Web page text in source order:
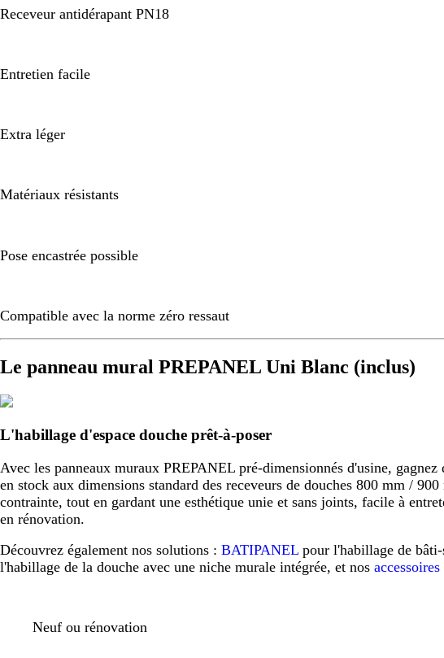
Receveur antidérapant PN18
Entretien facile
Extra léger
Matériaux résistants
Pose encastrée possible
Compatible avec la norme zéro ressaut
Le panneau mural PREPANEL Uni Blanc (inclus)
L'habillage d'espace douche prêt-à-poser
Avec les panneaux muraux PREPANEL pré-dimensionnés d'usine,
en stock aux dimensions standard des receveurs de douches 800 mm /
contrainte, tout en gardant une esthétique unie et sans joints, facile à
en rénovation.
Découvrez également nos solutions : BATIPANEL pour l'habillage de
l'habillage de la douche avec une niche murale intégrée, et nos accessoires
Neuf ou rénovation